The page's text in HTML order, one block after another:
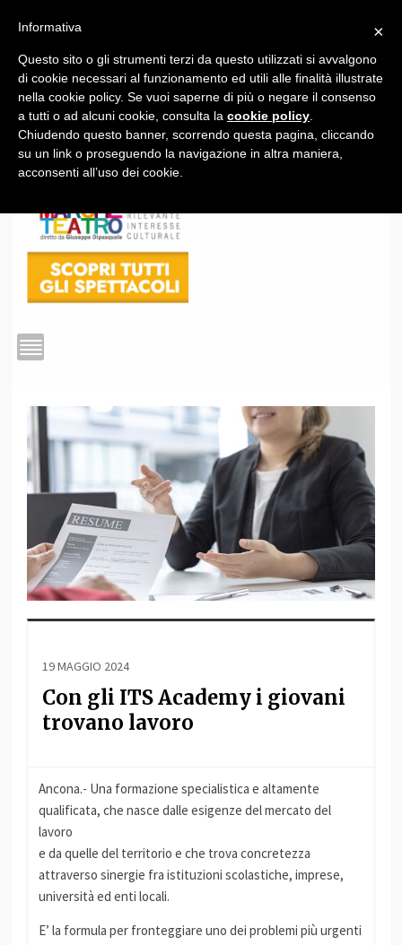
1
19 MAGGIO 2024
Con gli ITS Academy i giovani
trovano lavoro
Ancona.- Una formazione specialistica e altamente
qualificata, che nasce dalle esigenze del mercato del
lavoro
e da quelle del territorio e che trova concretezza
attraverso sinergie fra istituzioni scolastiche, imprese,
università ed enti locali.
E’ la formula per fronteggiare uno dei problemi più urgenti
×
Informativa
Questo sito o gli strumenti terzi da questo utilizzati si avvalgono
di cookie necessari al funzionamento ed utili alle finalità illustrate
nella cookie policy. Se vuoi saperne di più o negare il consenso
a tutti o ad alcuni cookie, consulta la cookie policy
Chiudendo questo banner, scorrendo questa pagina, cliccando
su un link o proseguendo la navigazione in altra maniera,
acconsenti all’uso dei cookie.